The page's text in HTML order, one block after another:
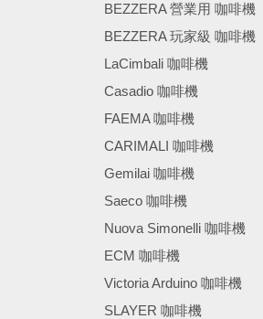
BEZZERA 營業用 咖啡機
BEZZERA 玩家級 咖啡機
LaCimbali 咖啡機
Casadio 咖啡機
FAEMA 咖啡機
CARIMALI 咖啡機
Gemilai 咖啡機
Saeco 咖啡機
Nuova Simonelli 咖啡機
ECM 咖啡機
Victoria Arduino 咖啡機
SLAYER 咖啡機